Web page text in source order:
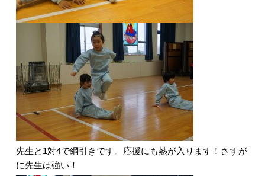
先生と1対4で綱引きです。応援にも熱が入ります！さすが
に先生は強い！